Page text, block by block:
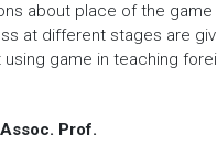
about place of the game
at different stages are
game in teaching
Prof.